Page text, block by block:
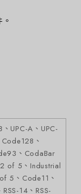
UPC-A、UPC-
、
、CodaBar
of 5、Industrial
5、Code11、
14、RSS-